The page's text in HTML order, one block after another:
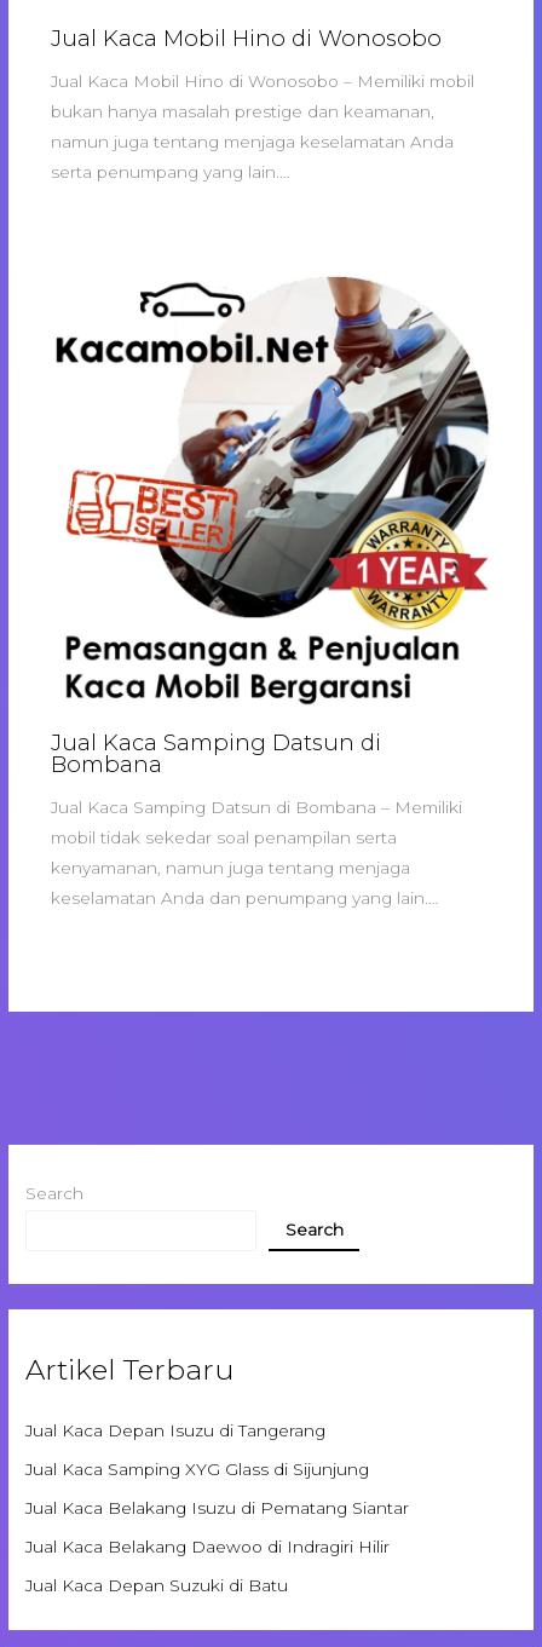
Jual Kaca Mobil Hino di Wonosobo
Jual Kaca Mobil Hino di Wonosobo – Memiliki mobil
bukan hanya masalah prestige dan keamanan,
namun juga tentang menjaga keselamatan Anda
serta penumpang yang lain.…
Jual Kaca Samping Datsun di
Bombana
Jual Kaca Samping Datsun di Bombana – Memiliki
mobil tidak sekedar soal penampilan serta
kenyamanan, namun juga tentang menjaga
keselamatan Anda dan penumpang yang lain.…
Search
Search
Artikel Terbaru
Jual Kaca Depan Isuzu di Tangerang
Jual Kaca Samping XYG Glass di Sijunjung
Jual Kaca Belakang Isuzu di Pematang Siantar
Jual Kaca Belakang Daewoo di Indragiri Hilir
Jual Kaca Depan Suzuki di Batu